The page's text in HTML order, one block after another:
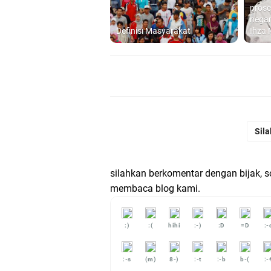
Definisi Masyarakat
Ihza
silahkan berkomentar dengan bijak,
membaca blog kami.
:) :( hihi :-) :D =D :-d
:-s (m) 8-) :-t :-b b-( :-